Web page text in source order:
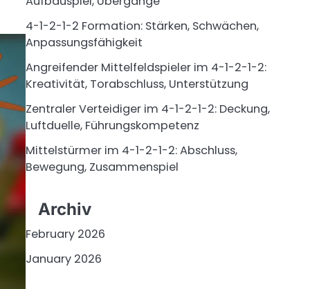
4-1-2-1-2 Formation: Stärken, Schwächen,
Anpassungsfähigkeit
Angreifender Mittelfeldspieler im 4-1-2-1-2:
Kreativität, Torabschluss, Unterstützung
Zentraler Verteidiger im 4-1-2-1-2: Deckung,
Luftduelle, Führungskompetenz
Mittelstürmer im 4-1-2-1-2: Abschluss,
Bewegung, Zusammenspiel
Archiv
February 2026
January 2026